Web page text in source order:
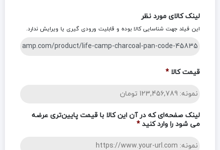
لینک کالای مورد نظر
این فیلد جهت شناسایی کالا بوده و قابلیت ورودی گیری یا ویرایش ندارد.
قیمت کالا *
لینک صفحه‌ای که در آن این کالا با قیمت پایین‌تری عرضه
می شود را وارد کنید *